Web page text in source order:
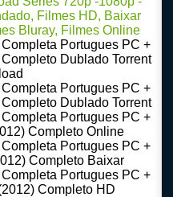
Portugues PC +
Dublado Torrent
Portugues PC +
Dublado Torrent
Portugues PC +
Completo Online
Portugues PC +
Completo Baixar
Portugues PC +
Completo HD